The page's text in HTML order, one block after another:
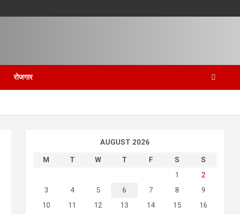
रोजगार
AUGUST 2026
M
T W T F S
S
1
2
3
4 5 6 7 8
9
10
11 12 13 14 15
16